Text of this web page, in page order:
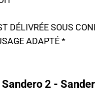
DÉLIVRÉE SOUS
ADAPTÉ *
2 -